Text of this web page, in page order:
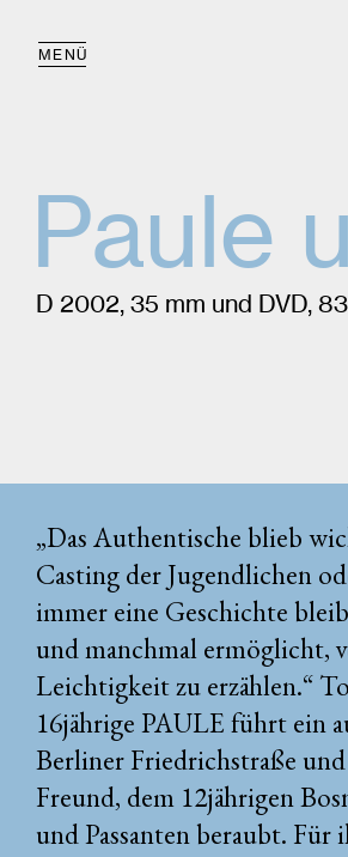
MENÜ
Paule
D 2002, 35 mm und DVD,
„Das Authentische blieb
Casting der Jugendlichen
immer eine Geschichte
und manchmal ermöglicht,
Leichtigkeit zu erzählen.“
16jährige PAULE führt ein
Berliner Friedrichstraße
Freund, dem 12jährigen
und Passanten beraubt. Für